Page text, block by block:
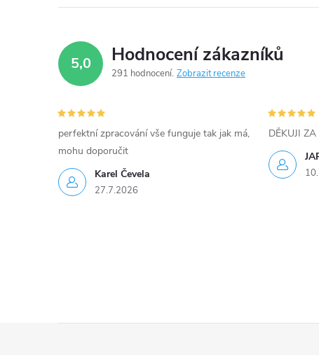
í
p
r
k
y
v
u
5,0 Hodnocení zákazníků
291 hodnocení Zobrazit recenze
Karel Čevela
27.7.2026
perfektní zpracování vše funguje tak jak má,
mohu doporučit
DĚKUJI